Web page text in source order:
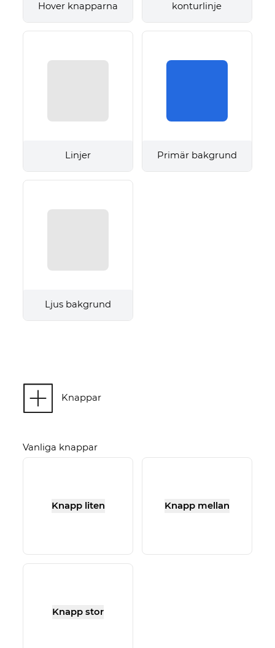
Hover knapparna konturlinje
Linjer Primär bakgrund
Ljus bakgrund
Knappar
Vanliga knappar
Knapp liten Knapp mellan
Knapp stor